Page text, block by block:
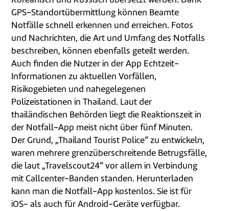
GPS-Standortübermittlung können Beamte
Notfälle schnell erkennen und erreichen. Fotos
und Nachrichten, die Art und Umfang des Notfalls
beschreiben, können ebenfalls geteilt werden.
Auch finden die Nutzer in der App Echtzeit-
Informationen zu aktuellen Vorfällen,
Risikogebieten und nahegelegenen
Polizeistationen in Thailand. Laut der
thailändischen Behörden liegt die Reaktionszeit in
der Notfall-App meist nicht über fünf Minuten.
Der Grund, „Thailand Tourist Police“ zu entwickeln,
waren mehrere grenzüberschreitende Betrugsfälle,
die laut „Travelscout24“ vor allem in Verbindung
mit Callcenter-Banden standen. Herunterladen
kann man die Notfall-App kostenlos. Sie ist für
iOS- als auch für Android-Geräte verfügbar.